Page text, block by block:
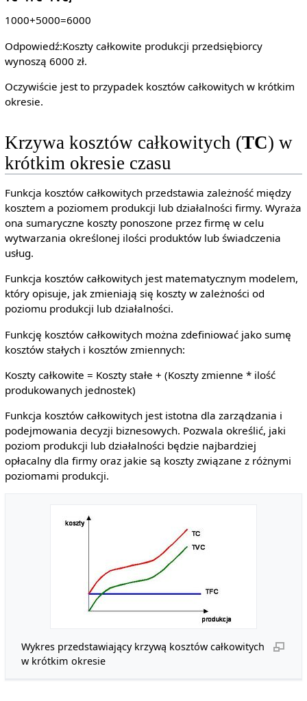
1000+5000=6000
Odpowiedź:Koszty całkowite produkcji przedsiębiorcy
wynoszą 6000 zł.
Oczywiście jest to przypadek kosztów całkowitych w krótkim
okresie.
Krzywa kosztów całkowitych (TC) w
krótkim okresie czasu
Funkcja kosztów całkowitych przedstawia zależność między
kosztem a poziomem produkcji lub działalności firmy. Wyraża
ona sumaryczne koszty ponoszone przez firmę w celu
wytwarzania określonej ilości produktów lub świadczenia
usług.
Funkcja kosztów całkowitych jest matematycznym modelem,
który opisuje, jak zmieniają się koszty w zależności od
poziomu produkcji lub działalności.
Funkcję kosztów całkowitych można zdefiniować jako sumę
kosztów stałych i kosztów zmiennych:
Koszty całkowite = Koszty stałe + (Koszty zmienne * ilość
produkowanych jednostek)
Funkcja kosztów całkowitych jest istotna dla zarządzania i
podejmowania decyzji biznesowych. Pozwala określić, jaki
poziom produkcji lub działalności będzie najbardziej
opłacalny dla firmy oraz jakie są koszty związane z różnymi
poziomami produkcji.
Wykres przedstawiający krzywą kosztów całkowitych
w krótkim okresie